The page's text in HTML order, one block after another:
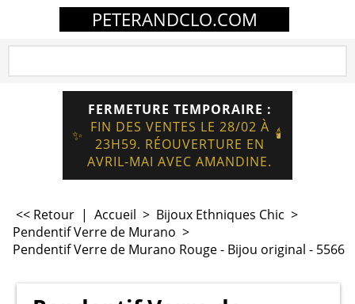
PETERANDCLO.COM
✨
FERMETURE TEMPORAIRE :
FIN DES VENTES LE 28/02 À
23H59. RÉOUVERTURE EN
AVRIL-MAI AVEC AMANDINE.
🕯️
<< Retour | Accueil > Bijoux Ethniques Chic >
Pendentif Verre de Murano >
Pendentif Verre de Murano Rouge - Bijou original - 5566